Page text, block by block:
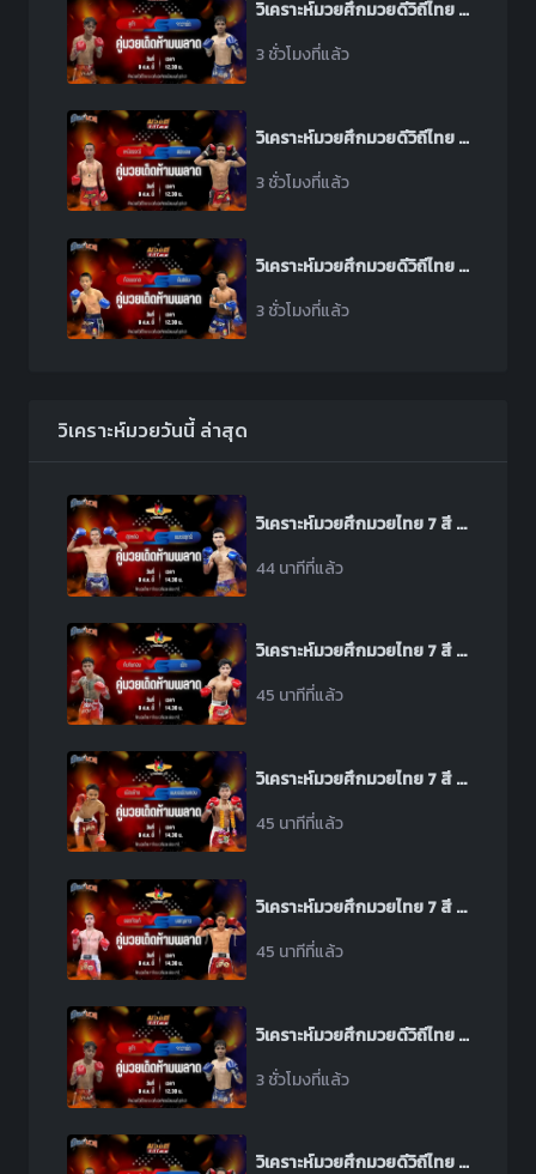
วิเคราะห์มวยศึกมวยดีวิถีไทย ช่วงที่ 2 ระหว่าง คูก้า สิงห์บัลลังก์ทอง พบ จาวาร์ด ธันเดอร์มวยไทย
3 ชั่วโมงที่แล้ว
วิเคราะห์มวยศึกมวยดีวิถีไทย ช่วงที่ 2 ระหว่าง เหนือธรณี พุฒิประชาชื่น พบ สมิงเดช ตลาดคนเดินเพลินเมืองพล
3 ชั่วโมงที่แล้ว
วิเคราะห์มวยศึกมวยดีวิถีไทย ช่วงที่ 2 ระหว่าง ก้องมงคล บุ๋มบิ๋มมวยไทย พบ สันติชัย ป.ดาวรุ่งเรือง
3 ชั่วโมงที่แล้ว
วิเคราะห์มวยวันนี้ ล่าสุด
วิเคราะห์มวยศึกมวยไทย 7 สี ระหว่าง สุดหล่อ ศิษย์ผู้ใหญ่เตี้ย พบ เพชรฤทธิ์ เหล่าโชคเจริญราชสีห์
44 นาทีที่แล้ว
วิเคราะห์มวยศึกมวยไทย 7 สี ระหว่าง ทับทิมทอง สจ.เล็กเมืองนนท์ พบ เป็ก ปตท.ทองทวี
45 นาทีที่แล้ว
วิเคราะห์มวยศึกมวยไทย 7 สี ระหว่าง เมืองช้าง ส.เดชะพันธ์ พบ เพชรเมืองทอง ส.พงษ์อมร
45 นาทีที่แล้ว
วิเคราะห์มวยศึกมวยไทย 7 สี ระหว่าง ยอดกัณฑ์ ช้างนครศรี พบ มอญขาว ซีเมนต์ดี
45 นาทีที่แล้ว
วิเคราะห์มวยศึกมวยดีวิถีไทย ช่วงที่ 2 ระหว่าง คูก้า สิงห์บัลลังก์ทอง พบ จาวาร์ด ธันเดอร์มวยไทย
3 ชั่วโมงที่แล้ว
วิเคราะห์มวยศึกมวยดีวิถีไทย ช่วงที่ 2 ระหว่าง เหนือธรณี พุฒิประชาชื่น พบ สมิงเดช ตลาดคนเดินเพลินเมืองพล